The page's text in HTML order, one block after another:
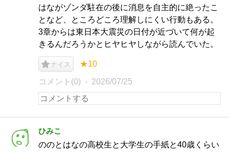
はながゾンダ駐在の後に消息を自主的に絶ったこ
となど、ところどころ理解しにくい行動もある。
3章からは東日本大震災の日付が近づいて何が起
きるんだろうかとヒヤヒヤしながら読んでいた。
ナイス ★10
コメント(0) 2026/07/25
ひみこ
ののとはなの高校生と大学生の手紙と40歳くらい